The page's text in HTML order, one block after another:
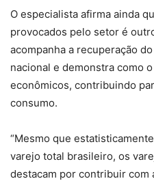
O especialista afirma ainda
provocados pelo setor é
acompanha a recuperação
nacional e demonstra como
econômicos, contribuindo
consumo.
“Mesmo que
varejo total brasileiro, os
destacam por contribuir com